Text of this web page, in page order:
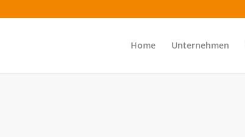
Home Unternehmen